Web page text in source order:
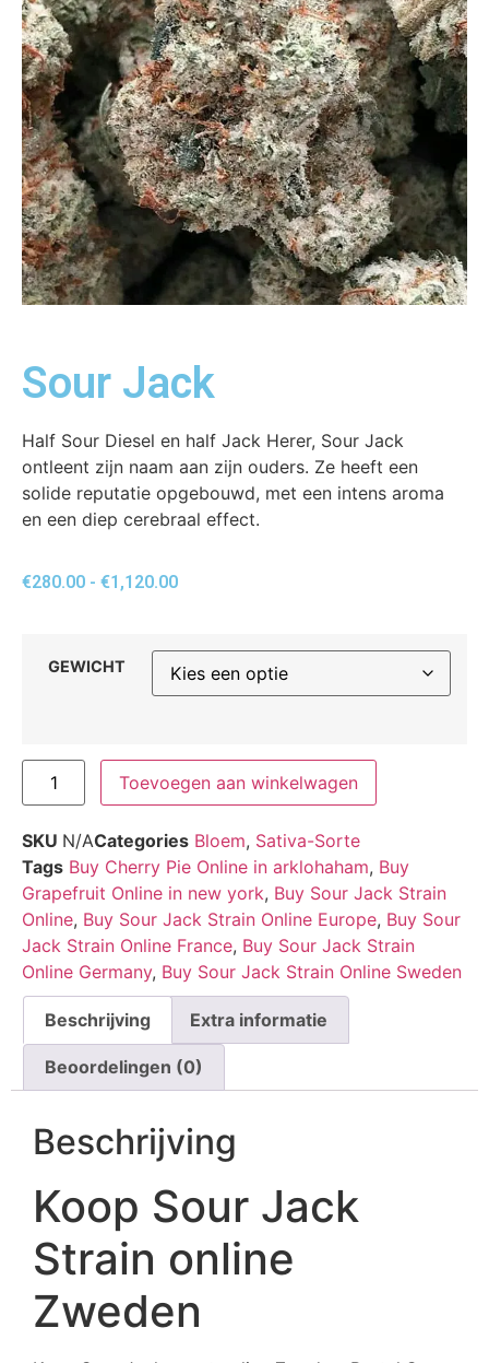
Sour Jack
Half Sour Diesel en half Jack Herer, Sour Jack
ontleent zijn naam aan zijn ouders. Ze heeft een
solide reputatie opgebouwd, met een intens aroma
en een diep cerebraal effect.
€280.00 - €1,120.00
GEWICHT
Toevoegen aan winkelwagen
SKU N/ACategories Bloem, Sativa-Sorte
Tags Buy Cherry Pie Online in arklohaham, Buy
Grapefruit Online in new york, Buy Sour Jack Strain
Online, Buy Sour Jack Strain Online Europe, Buy Sour
Jack Strain Online France, Buy Sour Jack Strain
Online Germany, Buy Sour Jack Strain Online Sweden
Beschrijving Extra informatie
Beoordelingen (0)
Beschrijving
Koop Sour Jack
Strain online
Zweden